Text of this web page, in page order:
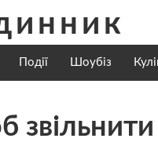
Події Шоубіз
звільнити